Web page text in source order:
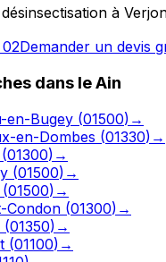
à
Demander un devis
dans leAin
en-Bugey (01500) →
en-Dombes (01330) →
(01300) →
(01500) →
(01500) →
Condon (01300) →
(01350) →
(01100) →